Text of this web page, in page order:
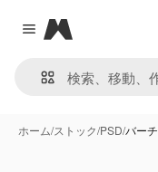
Close menu
Magnific
ホーム/ストック/PSD/バー